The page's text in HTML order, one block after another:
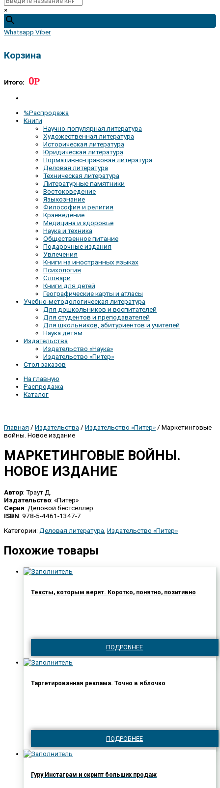
×
Whatsapp Viber
Корзина
Итого: 0Р
%Распродажа
Книги
Научно-популярная литература
Художественная литература
Историческая литература
Юридическая литература
Нормативно-правовая литература
Деловая литература
Техническая литература
Литературные памятники
Востоковедение
Языкознание
Философия и религия
Краеведение
Медицина и здоровье
Наука и техника
Общественное питание
Подарочные издания
Увлечения
Книги на иностранных языках
Психология
Словари
Книги для детей
Географические карты и атласы
Учебно-методологическая литература
Для дошкольников и воспитателей
Для студентов и преподавателей
Для школьников, абитуриентов и учителей
Наука детям
Издательства
Издательство «Наука»
Издательство «Питер»
Стол заказов
На главную
Распродажа
Каталог
Главная / Издательства / Издательство «Питер» / Маркетинговые
войны. Новое издание
МАРКЕТИНГОВЫЕ ВОЙНЫ.
НОВОЕ ИЗДАНИЕ
Автор: Траут Д.
Издательство: «Питер»
Серия: Деловой бестселлер
ISBN: 978-5-4461-1347-7
Категории: Деловая литература Издательство «Питер»
Похожие товары
Тексты, которым верят. Коротко, понятно, позитивно
ПОДРОБНЕЕ
Таргетированная реклама. Точно в яблочко
ПОДРОБНЕЕ
Гуру Инстаграм и скрипт больших продаж